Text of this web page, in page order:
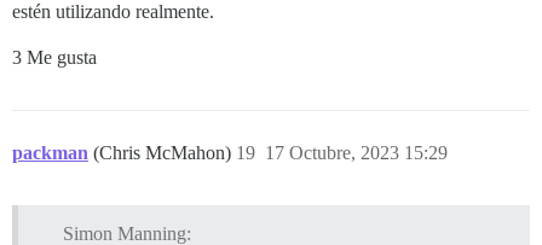
estén utilizando realmente.
3 Me gusta
packman (Chris McMahon) 17 Octubre, 2023 15:29
19
Simon Manning: